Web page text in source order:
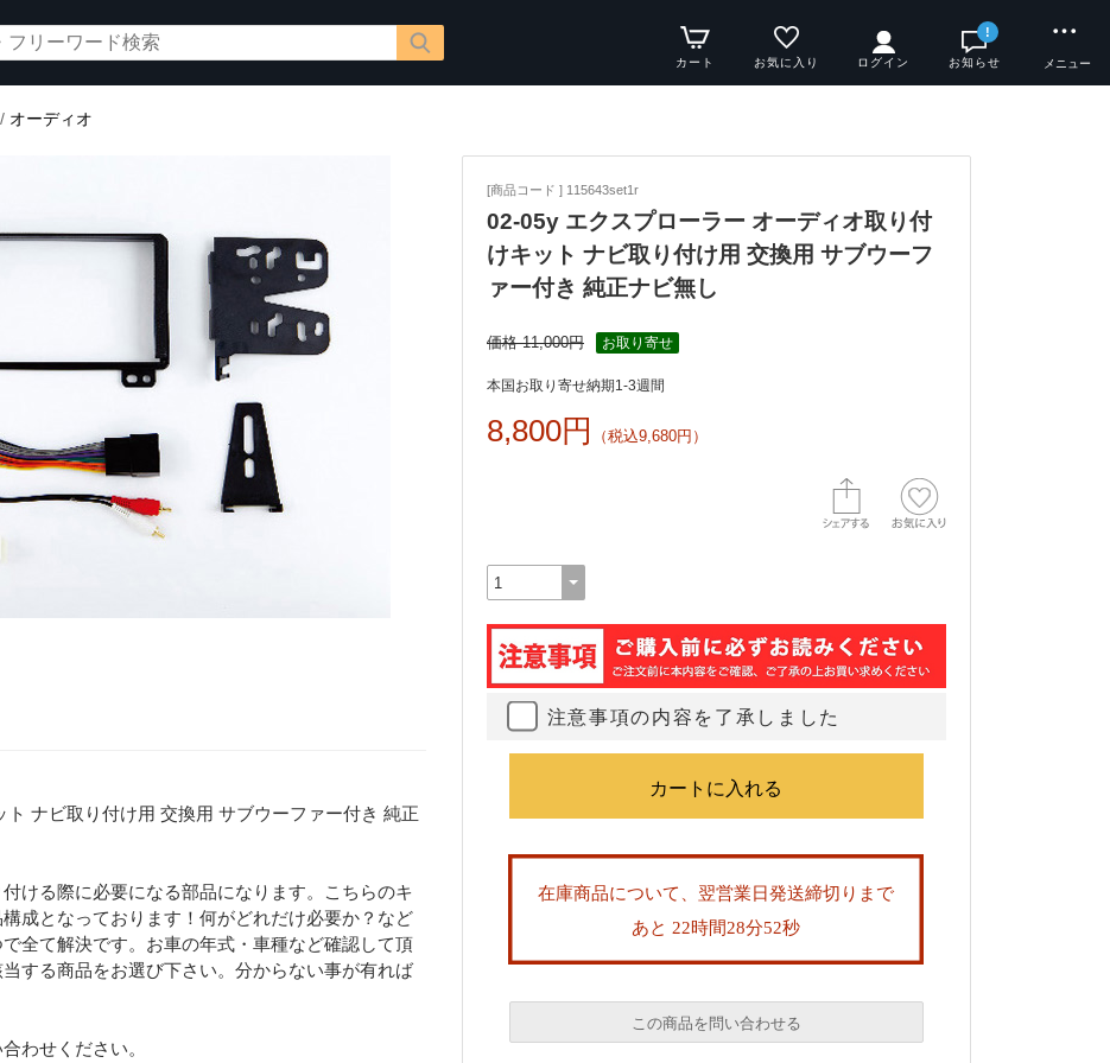
カート お気に入り ログイン
!
お知らせ メニュー
/ オーディオ
ナビ取り付け用 交換用 サブウーファー付き 純正
ける際に必要になる部品になります。こちらのキ
成となっております！何がどれだけ必要か？など
全て解決です。お車の年式・車種など確認して頂
する商品をお選び下さい。分からない事が有れば
わせください。
[商品コード ] 115643set1r
02-05y エクスプローラー オーディオ取り付
けキット ナビ取り付け用 交換用 サブウーフ
ァー付き 純正ナビ無し
価格 11,000円 お取り寄せ
本国お取り寄せ納期1-3週間
8,800円 （税込9,680円）
注意事項の内容を了承しました
在庫商品について、翌営業日発送締切りまで
あと 22時間28分52秒
この商品を問い合わせる